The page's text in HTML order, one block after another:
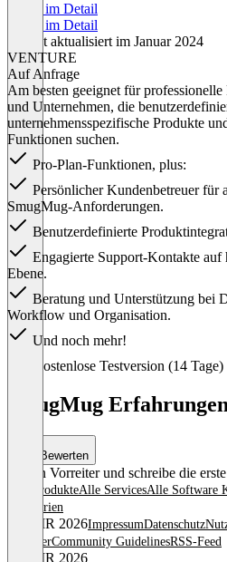
Preise im Detail
Preise im Detail
Zuletzt aktualisiert im Januar 2024
VENTURE
Auf Anfrage
Am besten geeignet für professionelle
und Unternehmen, die
unternehmensspezifische Produkte
Funktionen suchen.
Pro-Plan-Funktionen, plus:
Persönlicher Kundenbetreuer für
SmugMug-Anforderungen.
Benutzerdefinierte
Engagierte Support-Kontakte auf
Ebene.
Beratung und Unterstützung bei
Workflow und Organisation.
Und noch mehr!
Kostenlose Testversion (14 Tage)
SmugMug
Bewerten
Sei ein Vorreiter und schreibe die
Alle ProdukteAlle ServicesAlle Software
Kategorien
© OMR 2026ImpressumDatenschutz
AnbieterCommunity GuidelinesRSS-Feed
© OMR 2026